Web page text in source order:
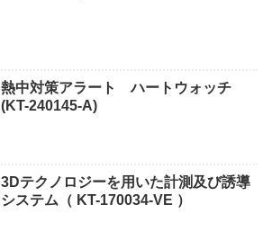
熱中対策アラート ハートウォッチ
(KT-240145-A)
3Dテクノロジーを用いた計測及び誘導
システム（ KT-170034-VE ）